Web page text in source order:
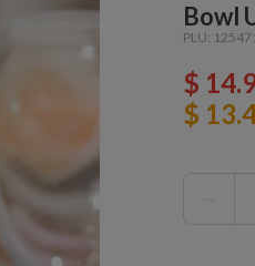
Bowl
PLU:
$ 14.
$